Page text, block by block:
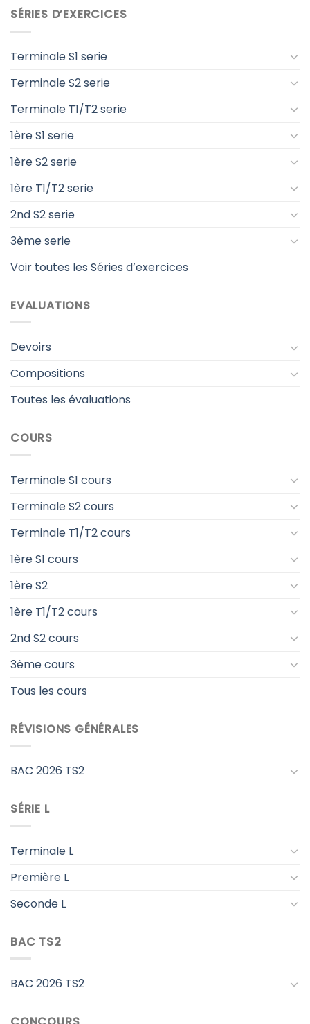
SÉRIES D’EXERCICES
Terminale S1 serie
Terminale S2 serie
Terminale T1/T2 serie
1ère S1 serie
1ère S2 serie
1ère T1/T2 serie
2nd S2 serie
3ème serie
Voir toutes les Séries d’exercices
EVALUATIONS
Devoirs
Compositions
Toutes les évaluations
COURS
Terminale S1 cours
Terminale S2 cours
Terminale T1/T2 cours
1ère S1 cours
1ère S2
1ère T1/T2 cours
2nd S2 cours
3ème cours
Tous les cours
RÉVISIONS GÉNÉRALES
BAC 2026 TS2
SÉRIE L
Terminale L
Première L
Seconde L
BAC TS2
BAC 2026 TS2